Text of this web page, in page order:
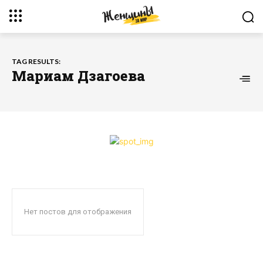
TAG RESULTS:
Мариам Дзагоева
Нет постов для отображения